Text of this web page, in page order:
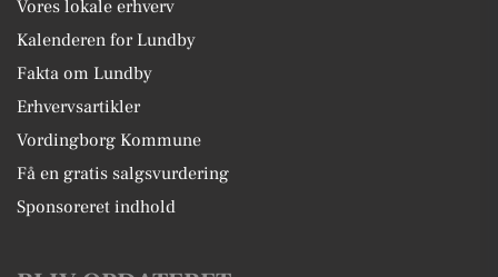
Vores lokale erhverv
Kalenderen for Lundby
Fakta om Lundby
Erhvervsartikler
Vordingborg Kommune
Få en gratis salgsvurdering
Sponsoreret indhold